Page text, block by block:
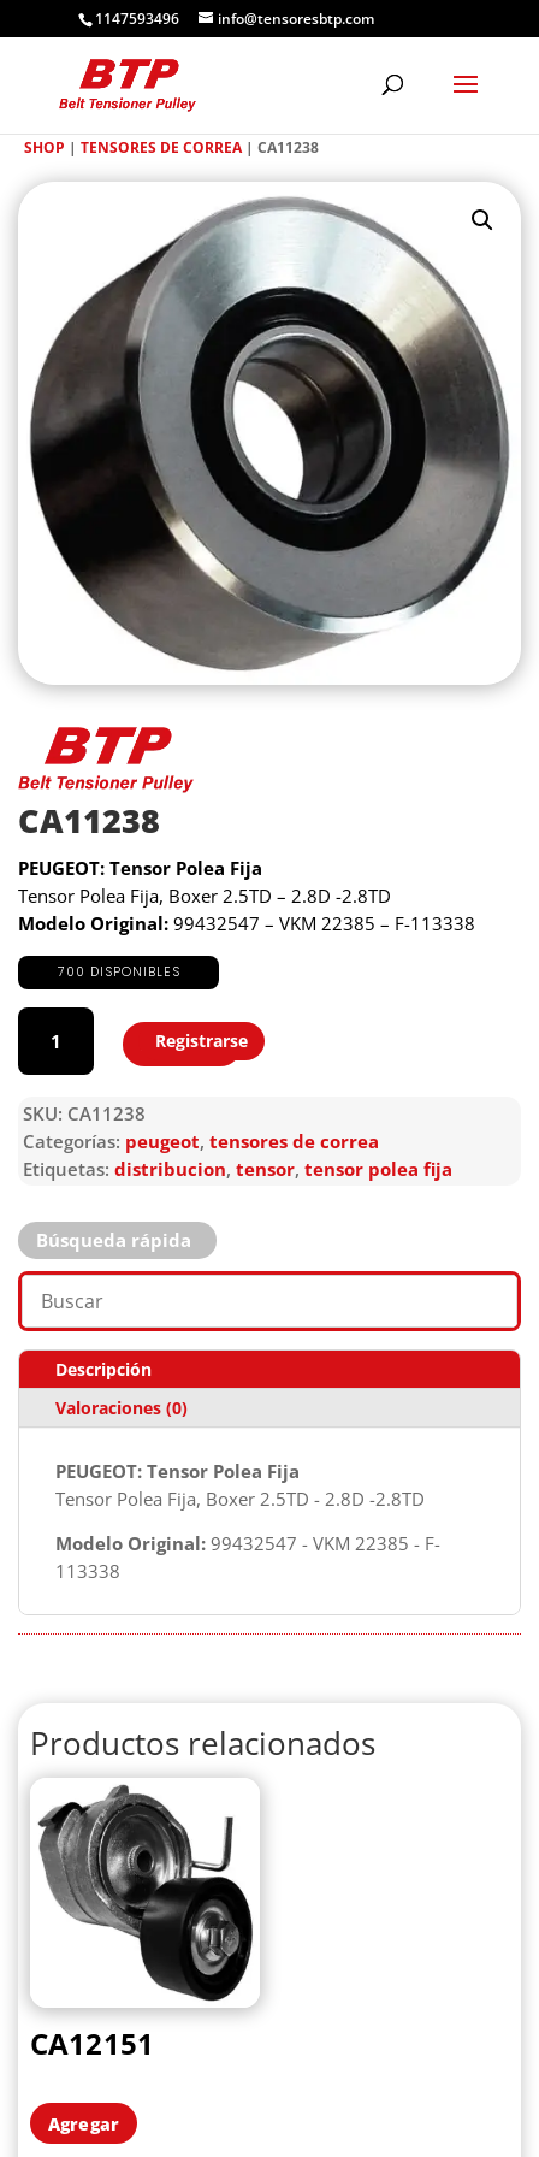
1147593496 info@tensoresbtp.com
SHOP | TENSORES DE CORREA| CA11238
CA11238
PEUGEOT: Tensor Polea Fija
Tensor Polea Fija, Boxer 2.5TD – 2.8D -2.8TD
Modelo Original: 99432547 – VKM 22385 – F-113338
700 DISPONIBLES
CA11238
cantidad
Agregar
Registrarse
SKU: CA11238
Categorías: peugeot, tensores de correa
Etiquetas: distribucion, tensor, tensor polea fija
Búsqueda rápida
Descripción
Valoraciones (0)
PEUGEOT: Tensor Polea Fija
Tensor Polea Fija, Boxer 2.5TD - 2.8D -2.8TD
Modelo Original: 99432547 - VKM 22385 - F-
113338
Productos relacionados
CA12151
Agregar